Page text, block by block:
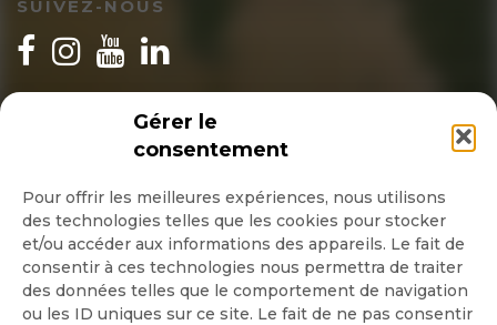
Gérer le
consentement
Pour offrir les meilleures expériences, nous utilisons
des technologies telles que les cookies pour stocker
et/ou accéder aux informations des appareils. Le fait de
consentir à ces technologies nous permettra de traiter
des données telles que le comportement de navigation
ou les ID uniques sur ce site. Le fait de ne pas consentir
SUIVEZ-NOUS
INSCRIPTION NEWSLETTER
Quotidienne
Hebdo